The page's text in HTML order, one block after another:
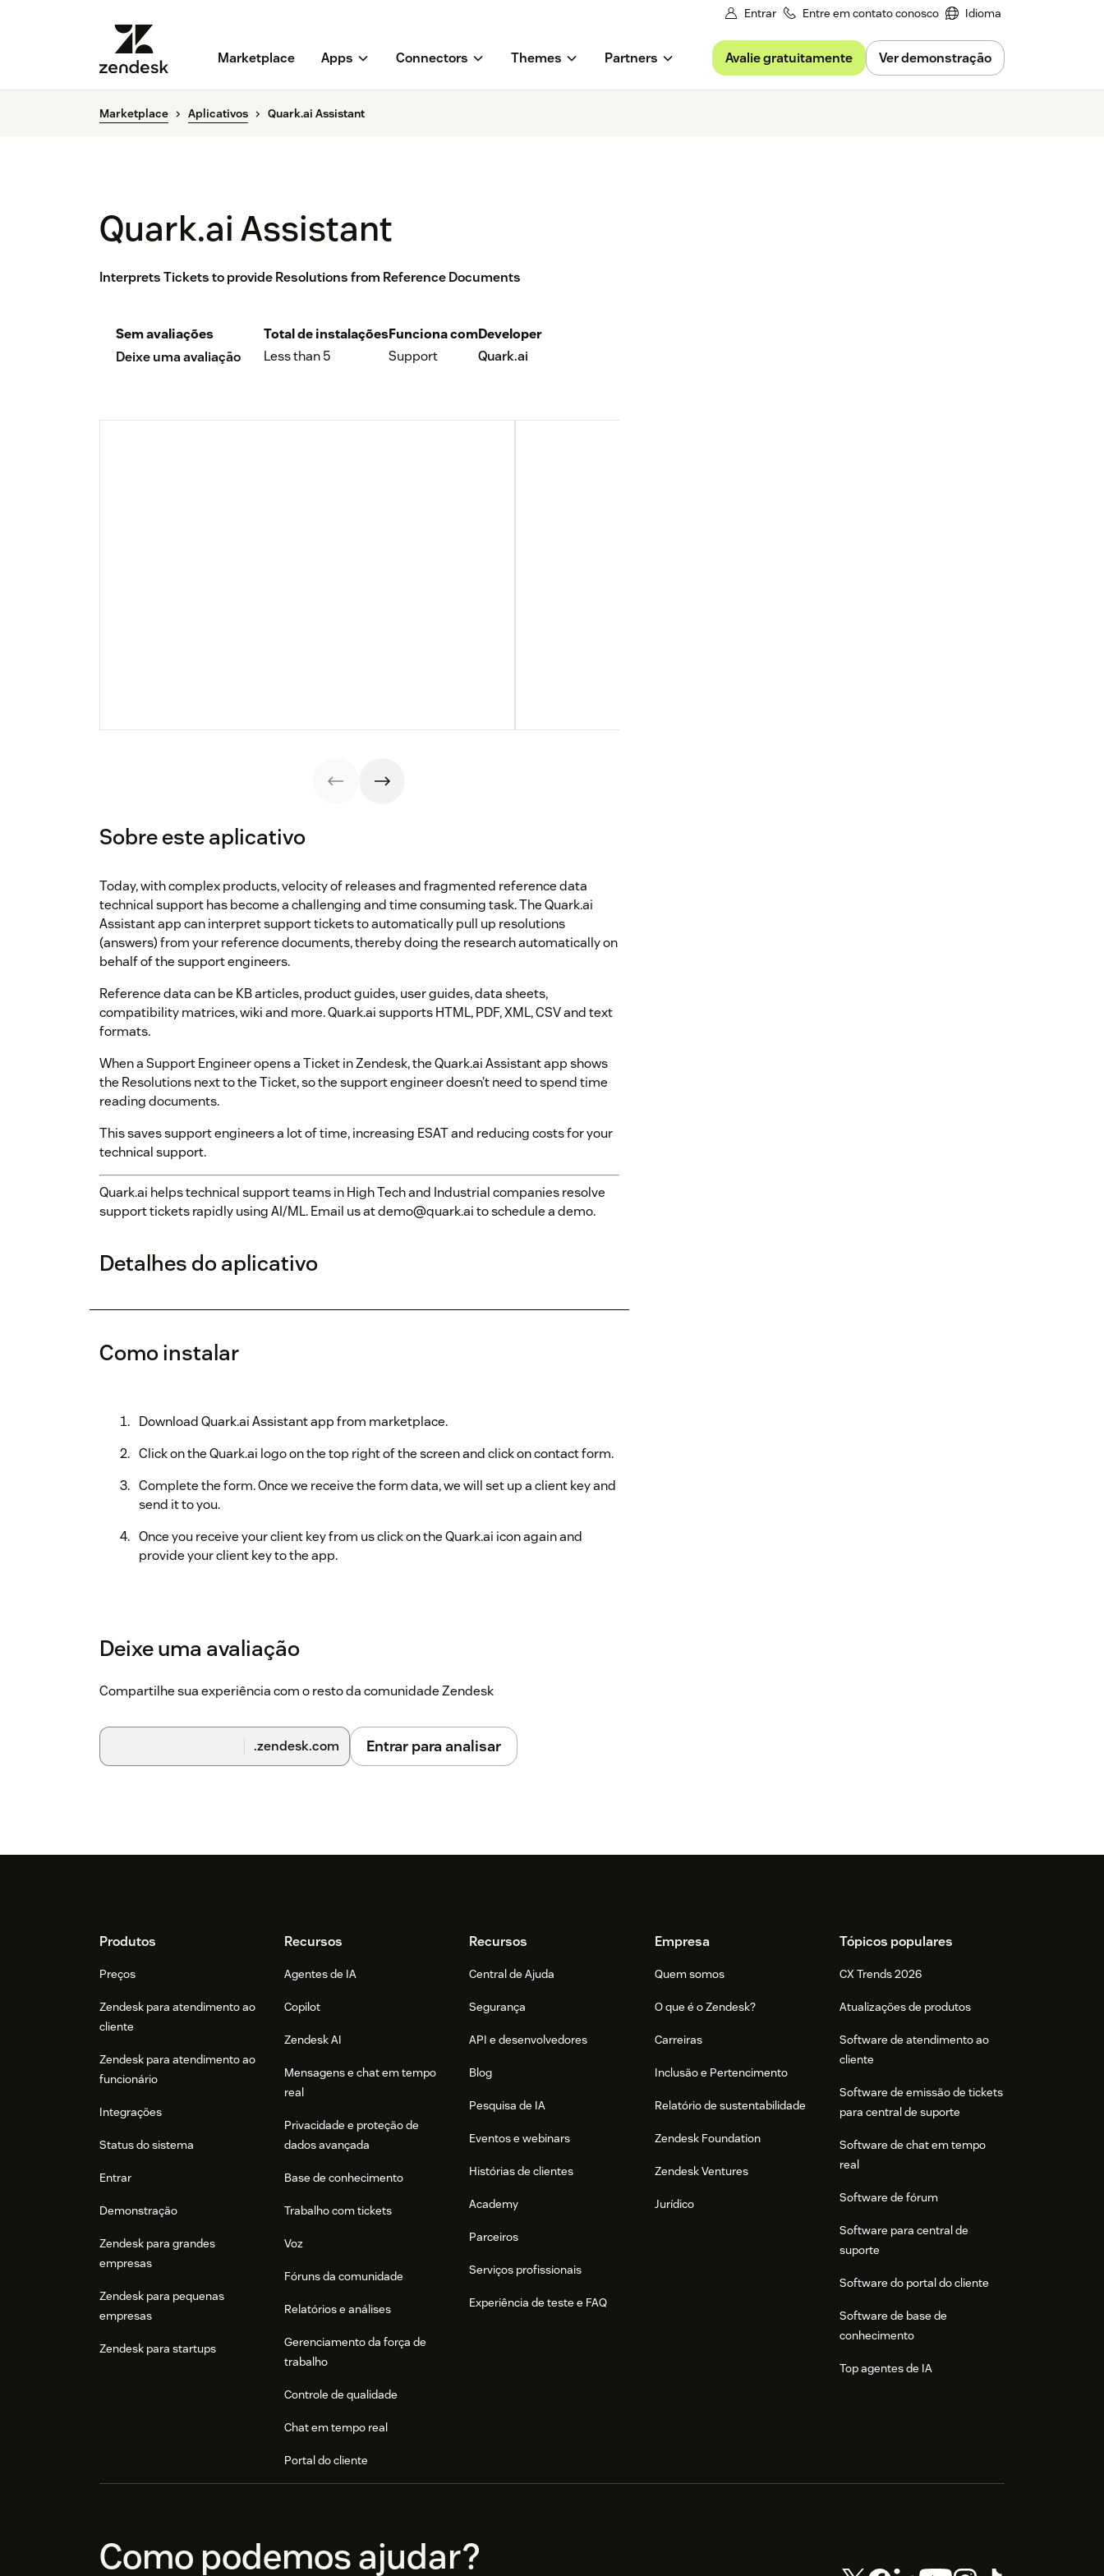
Entrar Entre em contato conosco Idioma
Marketplace Apps Connectors Themes Partners Avalie gratuitamente Ver demonstração
Marketplace Aplicativos Quark.ai Assistant
Quark.ai Assistant
Interprets Tickets to provide Resolutions from Reference Documents
Sem avaliações
Deixe uma avaliação
Total de instalações
Less than 5
Funciona com
Support
Developer
Quark.ai
Sobre este aplicativo
Today, with complex products, velocity of releases and fragmented reference data
technical support has become a challenging and time consuming task. The Quark.ai
Assistant app can interpret support tickets to automatically pull up resolutions
(answers) from your reference documents, thereby doing the research automatically on
behalf of the support engineers.
Reference data can be KB articles, product guides, user guides, data sheets,
compatibility matrices, wiki and more. Quark.ai supports HTML, PDF, XML, CSV and text
formats.
When a Support Engineer opens a Ticket in Zendesk, the Quark.ai Assistant app shows
the Resolutions next to the Ticket, so the support engineer doesn’t need to spend time
reading documents.
This saves support engineers a lot of time, increasing ESAT and reducing costs for your
technical support.
Quark.ai helps technical support teams in High Tech and Industrial companies resolve
support tickets rapidly using AI/ML. Email us at demo@quark.ai to schedule a demo.
Detalhes do aplicativo
Como instalar
Download Quark.ai Assistant app from marketplace.
Click on the Quark.ai logo on the top right of the screen and click on contact form.
Complete the form. Once we receive the form data, we will set up a client key and
send it to you.
Once you receive your client key from us click on the Quark.ai icon again and
provide your client key to the app.
Deixe uma avaliação
Compartilhe sua experiência com o resto da comunidade Zendesk
.zendesk.com Entrar para analisar
FooterProdutos
Preços
Zendesk para atendimento ao
cliente
Zendesk para atendimento ao
funcionário
Integrações
Status do sistema
Entrar
Demonstração
Zendesk para grandes
empresas
Zendesk para pequenas
empresas
Zendesk para startups
Recursos
Agentes de IA
Copilot
Zendesk AI
Mensagens e chat em tempo
real
Privacidade e proteção de
dados avançada
Base de conhecimento
Trabalho com tickets
Voz
Fóruns da comunidade
Relatórios e análises
Gerenciamento da força de
trabalho
Controle de qualidade
Chat em tempo real
Portal do cliente
Recursos
Central de Ajuda
Segurança
API e desenvolvedores
Blog
Pesquisa de IA
Eventos e webinars
Histórias de clientes
Academy
Parceiros
Serviços profissionais
Experiência de teste e FAQ
Empresa
Quem somos
O que é o Zendesk?
Carreiras
Inclusão e Pertencimento
Relatório de sustentabilidade
Zendesk Foundation
Zendesk Ventures
Jurídico
Tópicos populares
CX Trends 2026
Atualizações de produtos
Software de atendimento ao
cliente
Software de emissão de tickets
para central de suporte
Software de chat em tempo
real
Software de fórum
Software para central de
suporte
Software do portal do cliente
Software de base de
conhecimento
Top agentes de IA
Como podemos ajudar?